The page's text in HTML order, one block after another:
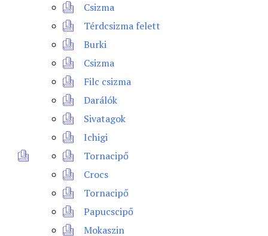
Csizma
Térdcsizma felett
Burki
Csizma
Filc csizma
Darálók
Sivatagok
Ichigi
Tornacipő
Crocs
Tornacipő
Papucscipő
Mokaszin